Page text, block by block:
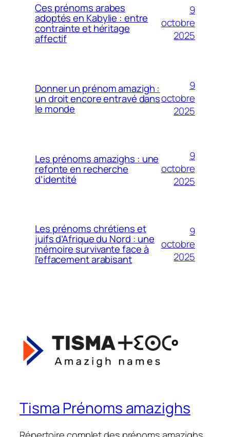
Ces prénoms arabes
adoptés en Kabylie : entre
contrainte et héritage
affectif
9
octobre
2025
Donner un prénom amazigh :
un droit encore entravé dans
le monde
9
octobre
2025
Les prénoms amazighs : une
refonte en recherche
d’identité
9
octobre
2025
Les prénoms chrétiens et
juifs d’Afrique du Nord : une
mémoire survivante face à
l’effacement arabisant
9
octobre
2025
Tisma Prénoms amazighs